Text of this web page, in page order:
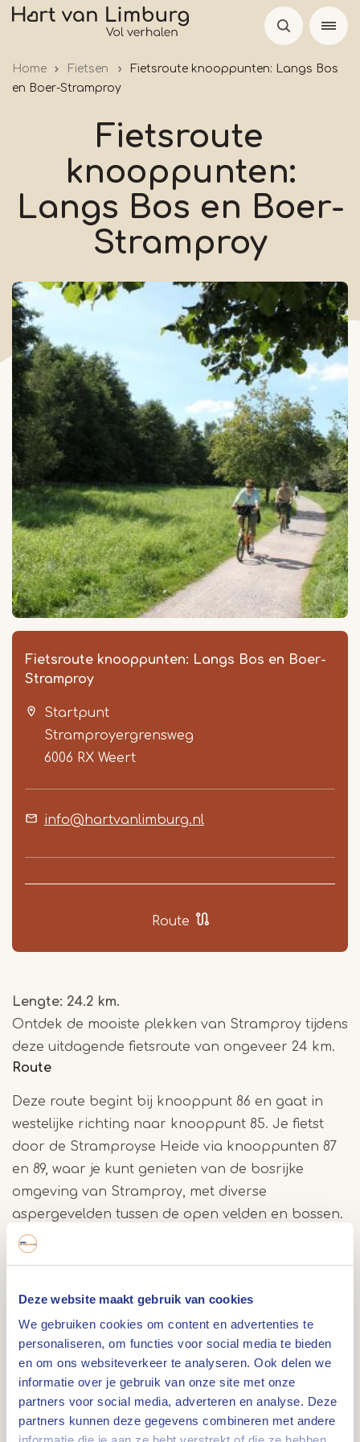
Deze website maakt gebruik van cookies
We gebruiken cookies om content en advertenties te
personaliseren, om functies voor social media te bieden
en om ons websiteverkeer te analyseren. Ook delen we
informatie over je gebruik van onze site met onze
partners voor social media, adverteren en analyse. Deze
partners kunnen deze gegevens combineren met andere
Overslaan
Home Fietsen
Fietsroute knooppunten: Langs Bos
en Boer-Stramproy
Fietsroute
knooppunten:
Langs Bos en Boer-
Stramproy
Fietsroute knooppunten: Langs Bos en Boer-
Stramproy
Startpunt
Stramproyergrensweg
6006 RX Weert
info@hartvanlimburg.nl
Route
Lengte: 24.2 km.
Ontdek de mooiste plekken van Stramproy tijdens
deze uitdagende fietsroute van ongeveer 24 km.
Route
Deze route begint bij knooppunt 86 en gaat in
westelijke richting naar knooppunt 85. Je fietst
door de Stramproyse Heide via knooppunten 87
en 89, waar je kunt genieten van de bosrijke
omgeving van Stramproy, met diverse
aspergevelden tussen de open velden en bossen.
Vervolgens leidt de route je via knooppunten 90
knooppunten 25, 26 en 93.
Tungelroyse beek
Bij knooppunt 93 fiets je over de bekende
Tungelroyse beek, die zijn oorsprong heeft in
België en uitmondt in de Maas. Terwijl je door het